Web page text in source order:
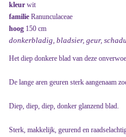
kleur wit
familie Ranunculaceae
hoog 150 cm
donkerbladig, bladsier, geur,
Het diep donkere blad van deze
De lange aren geuren sterk aangenaam
Diep, diep, diep, donker glanzend blad.
Sterk, makkelijk, geurend en